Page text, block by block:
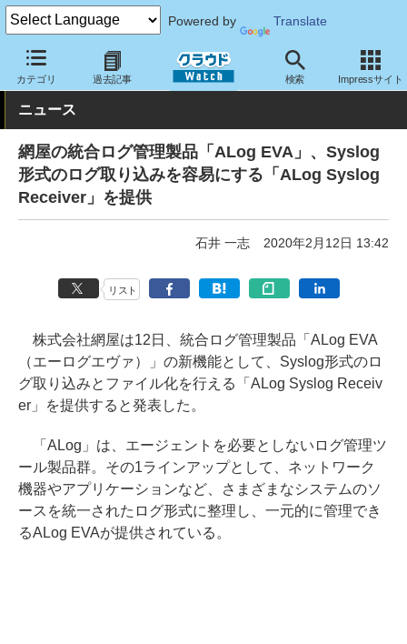
Powered by Translate
カテゴリ 過去記事 検索 Impressサイト
クラウド Watch サービス・ソフト ソフトウェア 運用・監視
ニュース
網屋の統合ログ管理製品「ALog EVA」、Syslog
形式のログ取り込みを容易にする「ALog Syslog
Receiver」を提供
石井 一志 2020年2月12日 13:42
リスト
株式会社網屋は12日、統合ログ管理製品「ALog EVA
（エーログエヴァ）」の新機能として、Syslog形式のロ
グ取り込みとファイル化を行える「ALog Syslog Receiv
er」を提供すると発表した。
「ALog」は、エージェントを必要としないログ管理ツ
ール製品群。その1ラインアップとして、ネットワーク
機器やアプリケーションなど、さまざまなシステムのソ
ースを統一されたログ形式に整理し、一元的に管理でき
るALog EVAが提供されている。